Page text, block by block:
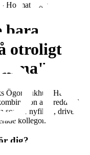
Hormatipour
bara
otroligt
Ögonsjukhus. Han
av bredd och
som är nyfiken, driven
kollegor.
dig?